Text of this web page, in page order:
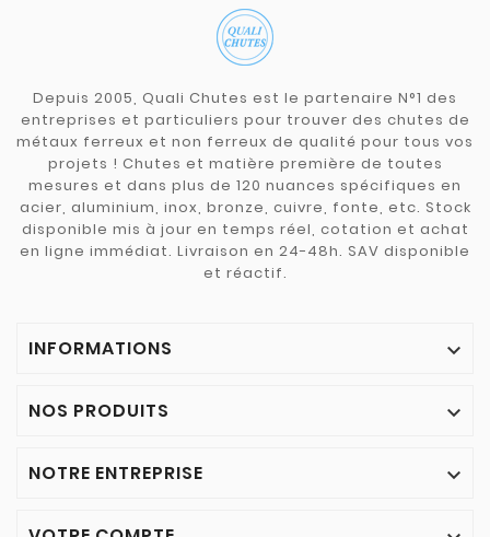
Depuis 2005, Quali Chutes est le partenaire N°1 des
entreprises et particuliers pour trouver des chutes de
métaux ferreux et non ferreux de qualité pour tous vos
projets ! Chutes et matière première de toutes
mesures et dans plus de 120 nuances spécifiques en
acier, aluminium, inox, bronze, cuivre, fonte, etc. Stock
disponible mis à jour en temps réel, cotation et achat
en ligne immédiat. Livraison en 24-48h. SAV disponible
et réactif.
INFORMATIONS 
NOS PRODUITS 
NOTRE ENTREPRISE 